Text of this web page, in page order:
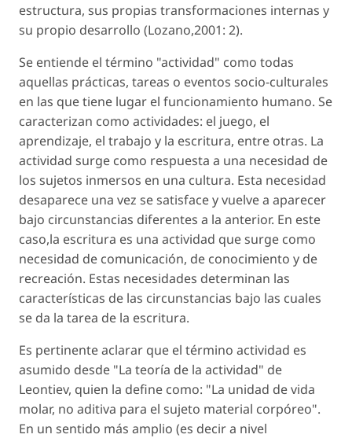
estructura, sus propias transformaciones internas y
su propio desarrollo (Lozano,2001: 2).
Se entiende el término "actividad" como todas
aquellas prácticas, tareas o eventos socio-culturales
en las que tiene lugar el funcionamiento humano. Se
caracterizan como actividades: el juego, el
aprendizaje, el trabajo y la escritura, entre otras. La
actividad surge como respuesta a una necesidad de
los sujetos inmersos en una cultura. Esta necesidad
desaparece una vez se satisface y vuelve a aparecer
bajo circunstancias diferentes a la anterior. En este
caso,la escritura es una actividad que surge como
necesidad de comunicación, de conocimiento y de
recreación. Estas necesidades determinan las
características de las circunstancias bajo las cuales
se da la tarea de la escritura.
Es pertinente aclarar que el término actividad es
asumido desde "La teoría de la actividad" de
Leontiev, quien la define como: "La unidad de vida
molar, no aditiva para el sujeto material corpóreo".
En un sentido más amplio (es decir a nivel